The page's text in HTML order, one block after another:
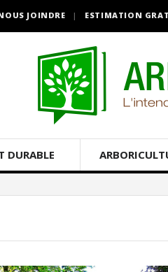
JOINDRE ESTIMATION
DURABLE